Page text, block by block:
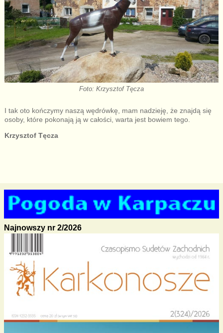
Foto: Krzysztof Tęcza
I tak oto kończymy naszą wędrówkę, mam nadzieję, że znajdą się
osoby, które pokonają ją w całości, warta jest bowiem tego.
Krzysztof Tęcza
Najnowszy nr 2/2026